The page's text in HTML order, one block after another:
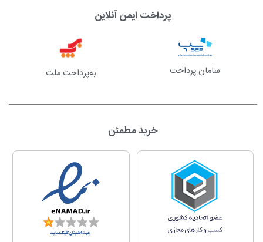
پرداخت ایمن آنلاین
سامان پرداخت به‌پرداخت ملت
خرید مطمئن